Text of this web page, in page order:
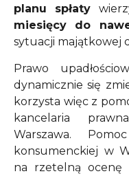
planu spłaty
miesięcy do
sytuacji majątkowej
Prawo
dynamicznie się
korzysta więc z
kancelaria
Warszawa.
konsumenckiej w
na rzetelną ocenę